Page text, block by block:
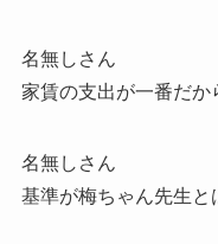
名無しさん
家賃の支出が一番だか
名無しさん
基準が梅ちゃん先生と